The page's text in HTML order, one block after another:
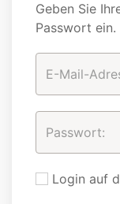
Geben Sie
Passwort ein.
Login auf